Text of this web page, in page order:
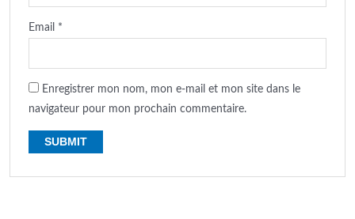
Email *
Enregistrer mon nom, mon e-mail et mon site dans le
navigateur pour mon prochain commentaire.